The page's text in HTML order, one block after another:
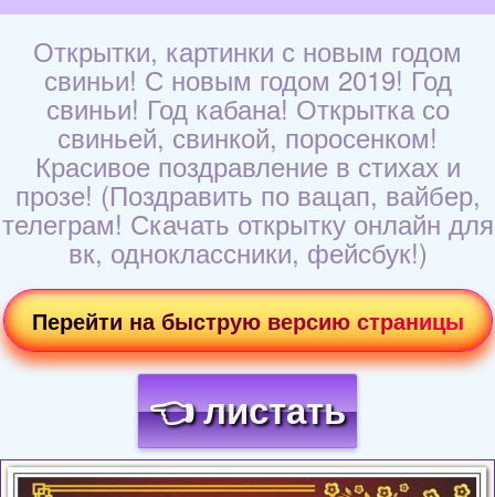
Открытки, картинки с новым годом
свиньи! С новым годом 2019! Год
свиньи! Год кабана! Открытка со
свиньей, свинкой, поросенком!
Красивое поздравление в стихах и
прозе! (Поздравить по вацап, вайбер,
телеграм! Скачать открытку онлайн для
вк, одноклассники, фейсбук!)
Перейти на быструю версию страницы
👈 листать
Загрузка картинки...